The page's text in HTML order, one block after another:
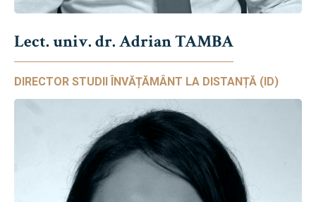
Lect. univ. dr. Adrian TAMBA
DIRECTOR STUDII ÎNVĂȚĂMÂNT LA DISTANȚĂ (ID)